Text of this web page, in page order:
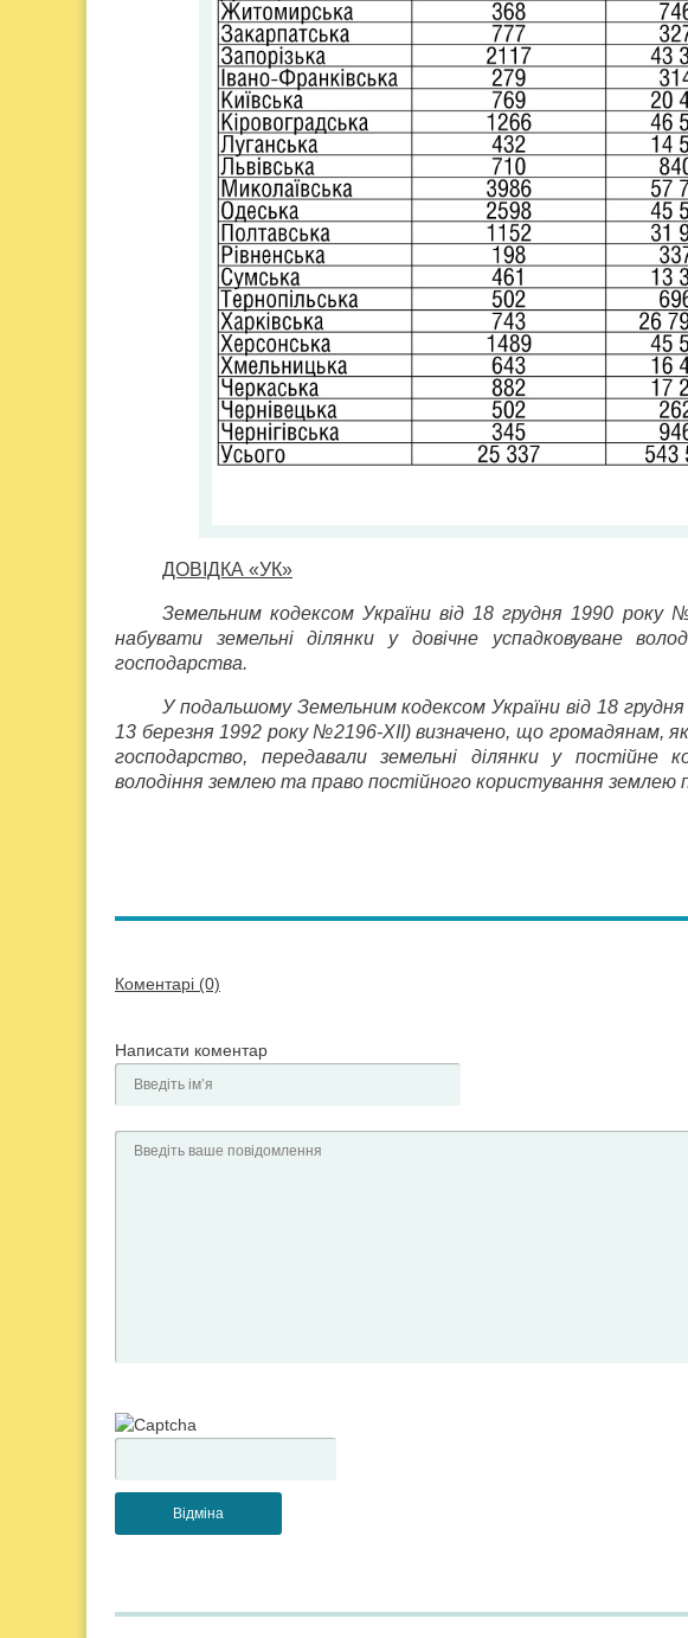
ДОВІДКА «УК»
Земельним кодексом України від 18 грудня 1990 року
набувати земельні ділянки у довічне успадковуване
господарства.
У подальшому Земельним кодексом України від 18
13 березня 1992 року №2196-XII) визначено, що громадянам,
господарство, передавали земельні ділянки у постійне
володіння землею та право постійного користування землею
Коментарі (0)
Написати коментар